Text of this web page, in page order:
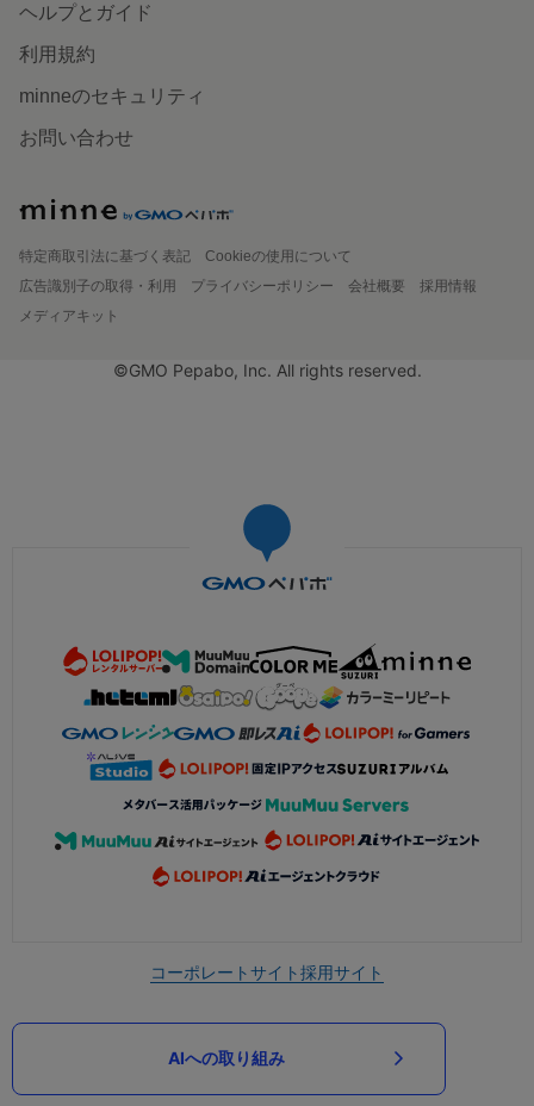
ヘルプとガイド
利用規約
minneのセキュリティ
お問い合わせ
特定商取引法に基づく表記
Cookieの使用について
広告識別子の取得・利用
プライバシーポリシー 会社概要
採用情報
メディアキット
©GMO Pepabo, Inc. All rights reserved.
コーポレートサイト採用サイト
AIへの取り組み